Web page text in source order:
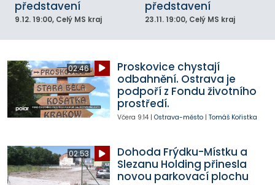
představení
9.12. 19:00, Celý MS kraj
představení
23.11. 19:00, Celý MS kraj
02:46
Proskovice chystají
odbahnění. Ostrava je
podpoří z Fondu životního
prostředí.
Včera 9:14| Ostrava-město| Tomáš Kořistka
02:53
Dohoda Frýdku-Místku a
Slezanu Holding přinesla
novou parkovací plochu